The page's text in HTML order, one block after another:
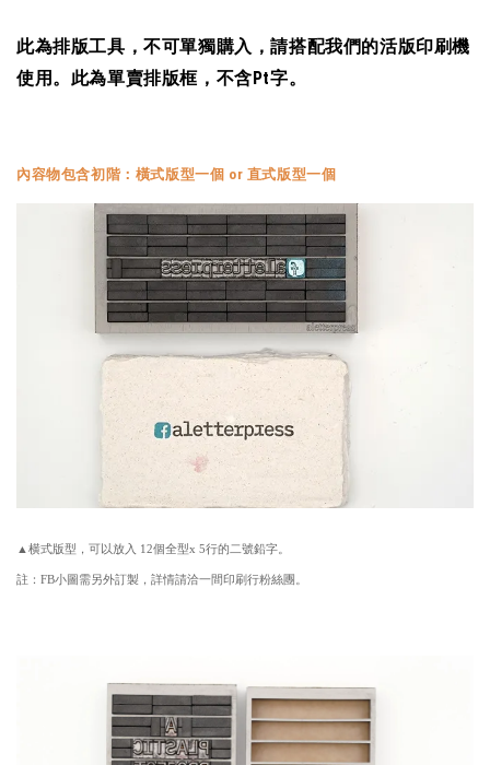
此為排版工具，不可單獨購入，請搭配我們的活版印刷機
使用。此為單賣排版框，不含Pt字。
內容物包含初階：橫式版型一個 or 直式版型一個
▲横式版型，可以放入 12個全型x 5行的二號鉛字。
註：FB小圖需另外訂製，詳情請洽一間印刷行粉絲團